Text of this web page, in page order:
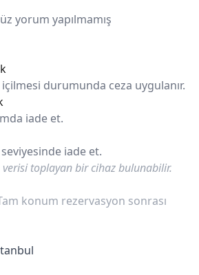
yorum yapılmamış
durumunda ceza uygulanır.
iade et.
seviyesinde iade et.
toplayan bir cihaz bulunabilir.
konum rezervasyon sonrası